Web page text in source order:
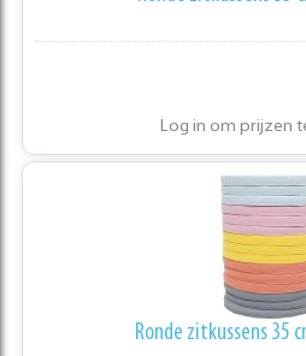
Log in om prijzen
Ronde zitkussens 35